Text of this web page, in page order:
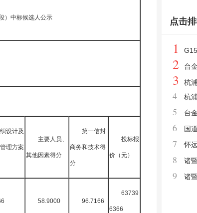
）中标候选人公示
设计及
理方案
主要人员、
其他因素得分
第一信封
商务和技术得
分
投标报
价（元）
58.9000 96.7166
63739
6366
点击
1
段、灵
标段中
2
台
第JL01
3
杭
交通安
示
4
杭
交通安
示
5
台
中标候
6
国
段新改
示
7
怀
工项目
8
诸
中标候
9
诸